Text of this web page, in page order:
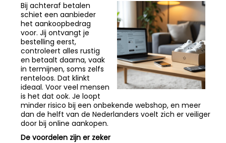
Bij achteraf betalen
schiet een aanbieder
het aankoopbedrag
voor. Jij ontvangt je
bestelling eerst,
controleert alles rustig
en betaalt daarna, vaak
in termijnen, soms zelfs
renteloos. Dat klinkt
ideaal. Voor veel mensen
is het dat ook. Je loopt
minder risico bij een onbekende webshop, en meer
dan de helft van de Nederlanders voelt zich er veiliger
door bij online aankopen.
De voordelen zijn er zeker